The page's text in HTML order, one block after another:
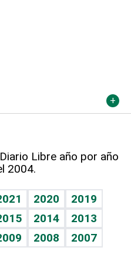
Libre año por año
2004.
2020
2019
2014
2013
2008
2007